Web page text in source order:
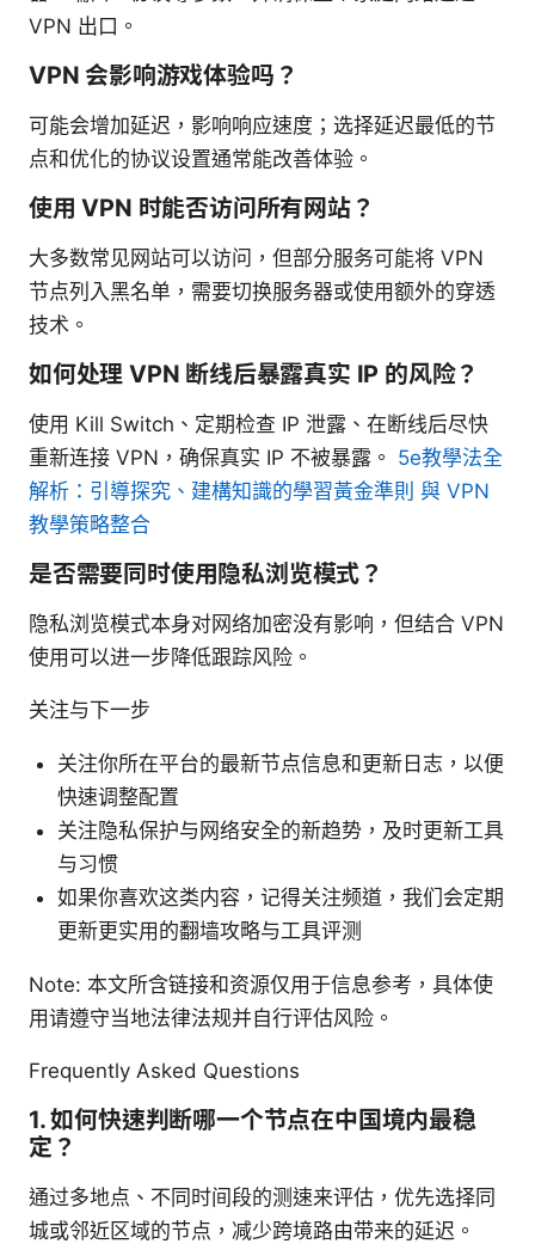
VPN 出口。
VPN 会影响游戏体验吗？
可能会增加延迟，影响响应速度；选择延迟最低的节
点和优化的协议设置通常能改善体验。
使用 VPN 时能否访问所有网站？
大多数常见网站可以访问，但部分服务可能将 VPN
节点列入黑名单，需要切换服务器或使用额外的穿透
技术。
如何处理 VPN 断线后暴露真实 IP 的风险？
使用 Kill Switch、定期检查 IP 泄露、在断线后尽快
重新连接 VPN，确保真实 IP 不被暴露。 5e教學法全
解析：引導探究、建構知識的學習黃金準則 與 VPN
教學策略整合
是否需要同时使用隐私浏览模式？
隐私浏览模式本身对网络加密没有影响，但结合 VPN
使用可以进一步降低跟踪风险。
关注与下一步
关注你所在平台的最新节点信息和更新日志，以便
快速调整配置
关注隐私保护与网络安全的新趋势，及时更新工具
与习惯
如果你喜欢这类内容，记得关注频道，我们会定期
更新更实用的翻墙攻略与工具评测
Note: 本文所含链接和资源仅用于信息参考，具体使
用请遵守当地法律法规并自行评估风险。
Frequently Asked Questions
1. 如何快速判断哪一个节点在中国境内最稳
定？
通过多地点、不同时间段的测速来评估，优先选择同
城或邻近区域的节点，减少跨境路由带来的延迟。